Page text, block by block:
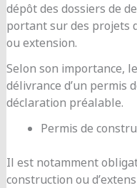
dépôt des dossiers de
portant sur des projets
ou extension.
Selon son importance,
délivrance d’un permis
déclaration préalable.
Permis de
Il est notamment
construction ou